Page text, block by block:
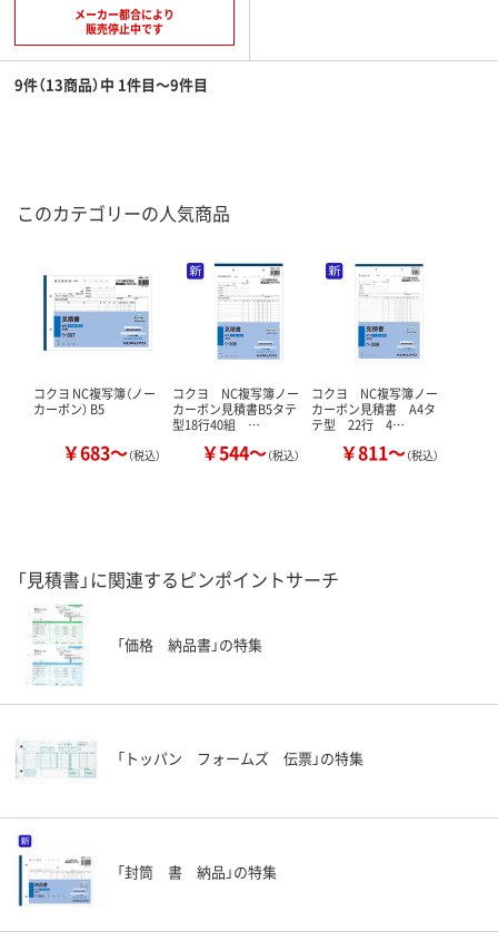
メーカー都合により
販売停止中です
9件（13商品）中 1件目～9件目
このカテゴリーの人気商品
コクヨ NC複写簿（ノー
カーボン） B5
￥683～（税込）
コクヨ NC複写簿ノー
カーボン見積書B5タテ
型18行40組 …
￥544～（税込）
コクヨ NC複写簿ノー
カーボン見積書 A4タ
テ型 22行 4…
￥811～（税込）
「見積書」に関連するピンポイントサーチ
「価格 納品書」の特集
「トッパン フォームズ 伝票」の特集
「封筒 書 納品」の特集